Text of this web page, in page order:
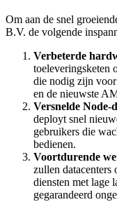
Om aan de snel
B.V. de volgende
Verbeterde
toeleveringsketen
die nodig zijn
en de nieuwste
Versnelde Node-
deployt snel
gebruikers die
bedienen.
Voortdurende
zullen datacenters
diensten met lage
gegarandeerd